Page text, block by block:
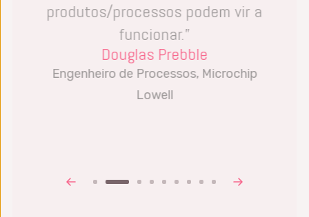
produtos/processos podem vir a
funcionar.”
Douglas Prebble
Engenheiro de Processos, Microchip
Lowell